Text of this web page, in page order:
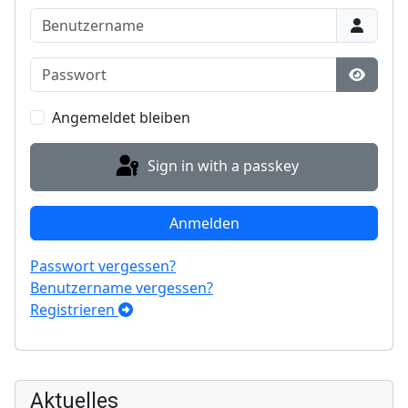
Aktuelles
Benutzername
Passwort
Show
Angemeldet bleiben
Sign in with a passkey
Anmelden
Passwort vergessen?
Benutzername vergessen?
Registrieren